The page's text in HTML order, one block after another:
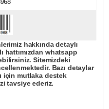
hakkında detaylı
hattımızdan whatsapp
Sitemizdeki
Bazı detaylar
için mutlaka destek
tavsiye ederiz.